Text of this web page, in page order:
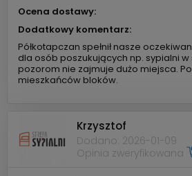
Ocena dostawy:
Dodatkowy komentarz:
Półkotapczan spełnił nasze
dla osób poszukujących np. sypialni
pozorom nie zajmuje dużo miejsca.
mieszkańców bloków.
Krzysztof
Dodano: 2026-01-09
Opinia zweryfikowana